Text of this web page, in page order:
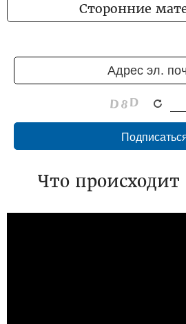
Сторонние
Что происходит